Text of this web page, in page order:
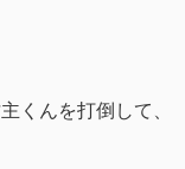
くんを打倒して、